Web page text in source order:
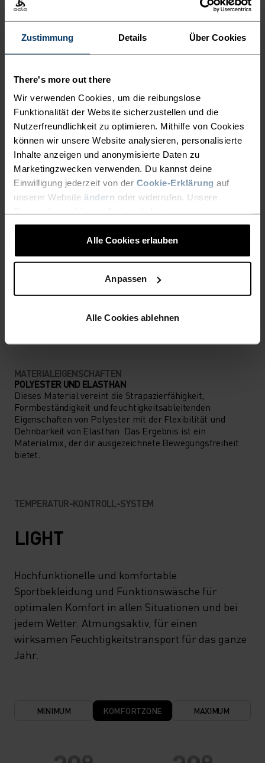
Zustimmung Details Über Cookies
There's more out there
Wir verwenden Cookies, um die reibungslose
Funktionalität der Website sicherzustellen und die
Nutzerfreundlichkeit zu optimieren. Mithilfe von Cookies
können wir unsere Website analysieren, personalisierte
Inhalte anzeigen und anonymisierte Daten zu
Marketingzwecken verwenden. Du kannst deine
Einwilligung jederzeit von der Cookie-Erklärung auf
unserer Website ändern oder widerrufen. Unsere
Alle Cookies erlauben
Anpassen
Alle Cookies ablehnen
Dienste!Damit deine Ohren stets angenehm
warm bleiben und du auch bei Kälte aktiv bleiben
DETAILS, DIE DEN
UNTERSCHIED MACHEN
Accessoires für unvergessliche Abenteuer.
NIEDRIG MODERAT HOCH
ALLES HOCHINTENSIVE AKTIVITÄTEN
Skilanglauf - Radsport - Running
MATERIALEIGENSCHAFTEN
POLYESTER UND ELASTHAN
Dieses Material vereint die Strapazierfähigkeit,
Formbeständigkeit und feuchtigkeitsableitenden
Eigenschaften von Polyester mit der Flexibilität und
Dehnbarkeit von Elasthan. Das Ergebnis ist ein
Materialmix, der dir ausgezeichnete Bewegungsfreiheit
bietet.
TEMPERATUR-KONTROLL-SYSTEM
LIGHT
Hochfunktionelle und komfortable
Sportbekleidung und Funktionswäsche für
optimalen Komfort in allen Situationen und bei
jedem Wetter. Atmungsaktiv, für einen
wirksamen Feuchtigkeitstransport für das ganze
Jahr.
MINIMUM KOMFORTZONE MAXIMUM